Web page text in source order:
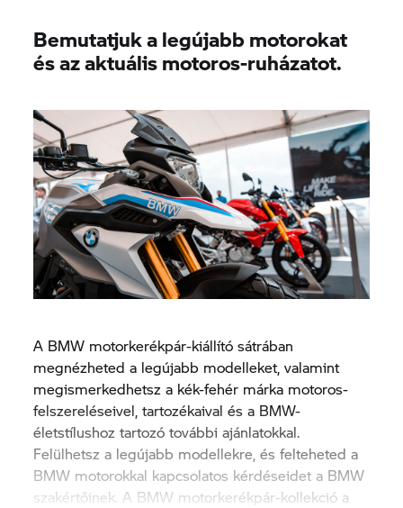
Bemutatjuk a legújabb motorokat
és az aktuális motoros-ruházatot.
A BMW motorkerékpár-kiállító sátrában
megnézheted a legújabb modelleket, valamint
megismerkedhetsz a kék-fehér márka motoros-
felszereléseivel, tartozékaival és a BMW-
életstílushoz tartozó további ajánlatokkal.
Felülhetsz a legújabb modellekre, és felteheted a
BMW motorokkal kapcsolatos kérdéseidet a BMW
szakértőinek. A BMW motorkerékpár-kollekció a